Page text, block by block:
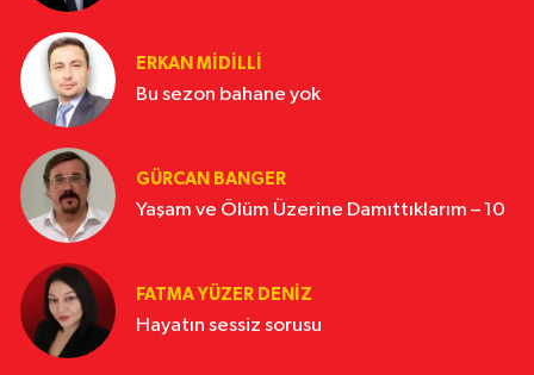
ERKAN MIDILLI
Bu sezon bahane yok
GÜRCAN BANGER
Yaşam ve Ölüm Üzerine Damıttıklarım – 10
FATMA YÜZER DENIZ
Hayatın sessiz sorusu